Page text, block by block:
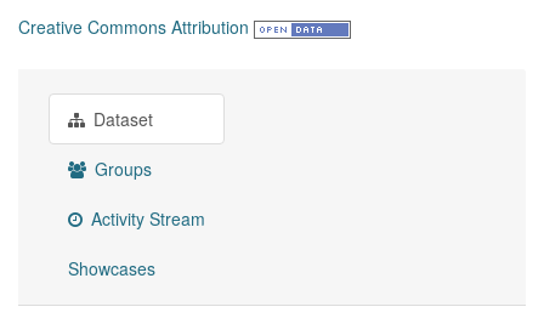
Creative Commons Attribution
Dataset
Groups
Activity Stream
Showcases